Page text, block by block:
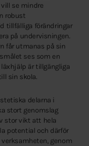
se mindre
robust
tillfälliga förändringar
på undervisningen.
får utmanas på sin
ses som en
är tillgängliga
sin skola.
delarna i
stort genomslag
stor vikt att hela
potential och därför
genom